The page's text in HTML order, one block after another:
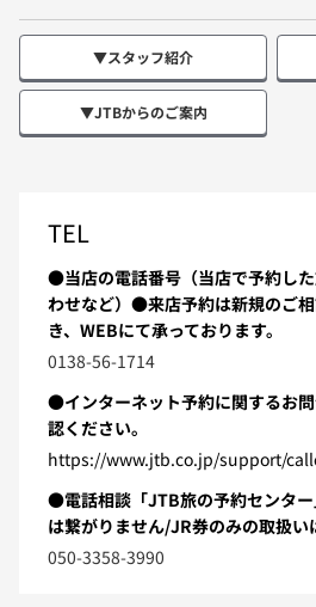
▼スタッフ紹介
▼JTBからのご案内
TEL
●当店の電話番号（当店で予約し
わせなど）●来店予約は新規のご
き、WEBにて承っております。
0138-56-1714
●インターネット予約に関するお
認ください。
https://www.jtb.co.jp/support/
●電話相談「JTB旅の予約センタ
は繋がりません/JR券のみの取扱い
050-3358-3990